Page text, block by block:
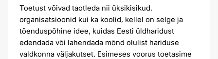
Toetust võivad taotleda nii üksikisikud,
organisatsioonid kui ka koolid, kellel on selge ja
tõenduspõhine idee, kuidas Eesti üldharidust
edendada või lahendada mõnd olulist hariduse
valdkonna väljakutset. Esimeses voorus toetasime